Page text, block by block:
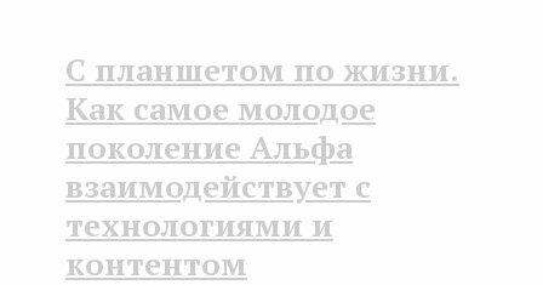
С планшетом по жизни.
Как самое молодое
поколение Альфа
взаимодействует с
технологиями и
контентом